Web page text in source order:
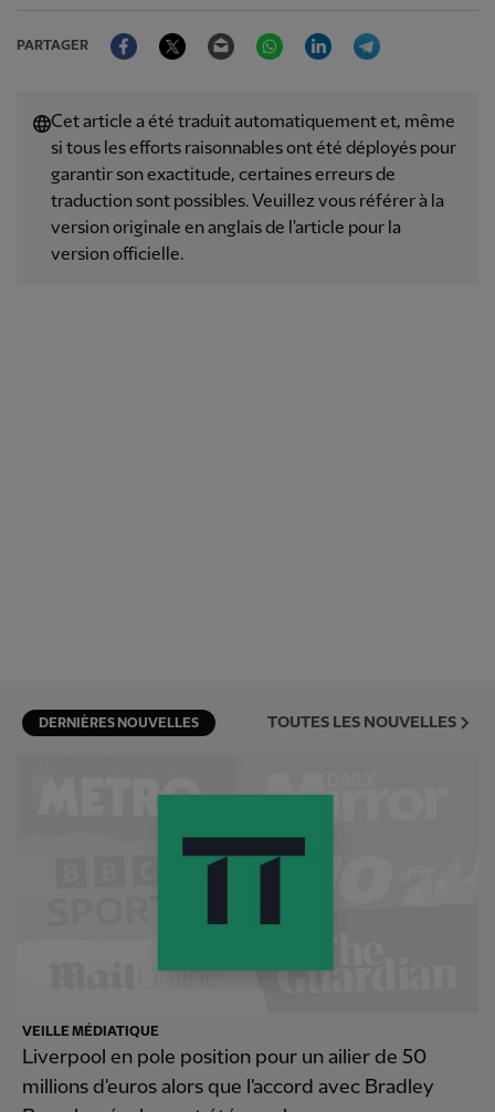
PARTAGER
FacebookTwitter Email WhatsAppLinkedIn
Cet article a été traduit automatiquement et, même
si tous les efforts raisonnables ont été déployés pour
garantir son exactitude, certaines erreurs de
traduction sont possibles. Veuillez vous référer à la
version originale en anglais de l'article pour la
version officielle.
DERNIÈRES NOUVELLES TOUTES LES NOUVELLES
VEILLE MÉDIATIQUE
Liverpool en pole position pour un ailier de 50
millions d'euros alors que l'accord avec Bradley